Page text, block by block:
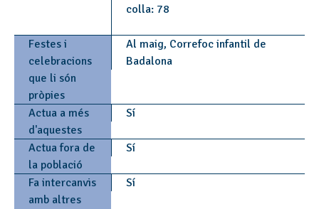
colla: 78
Festes i
celebracions
que li són
pròpies
Al maig, Correfoc infantil de
Badalona
Actua a més
d'aquestes
Sí
Actua fora de
la població
Sí
Fa intercanvis
amb altres
Sí